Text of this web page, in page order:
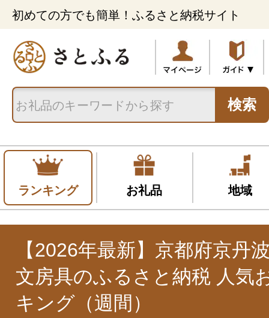
初めての方でも簡単！ふるさと納税サイト
検索
ランキング お礼品 地域
【2026年最新】京都府京丹
文房具のふるさと納税 人気
キング（週間）